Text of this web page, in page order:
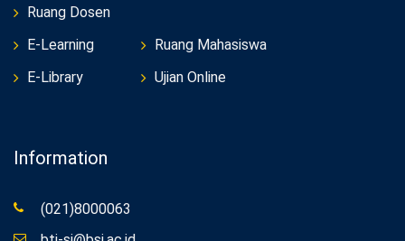
Ruang Dosen
E-Learning
E-Library
Ruang Mahasiswa
Ujian Online
Information
(021)8000063